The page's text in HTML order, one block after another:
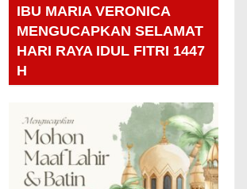
IBU MARIA VERONICA
MENGUCAPKAN SELAMAT
HARI RAYA IDUL FITRI 1447
H